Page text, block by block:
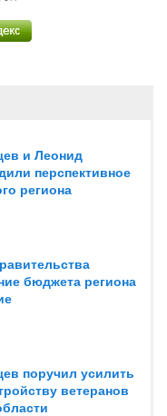
и Леонид
перспективное
региона
бюджета региона
поручил усилить
ветеранов